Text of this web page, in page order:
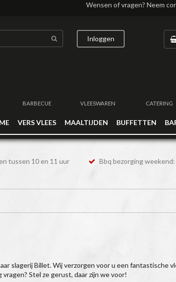
Wensen of vragen? Neem
Inloggen
BARBECUE VLEESWAREN CATERING
VERS VLEES MAALTIJDEN BUFFETTEN
tussen 10 en 11 uur
Bbq bezorging
slagerij Billet. Wij verzorgen voor u een fantastische
Stel ze gerust, daar zijn we voor!